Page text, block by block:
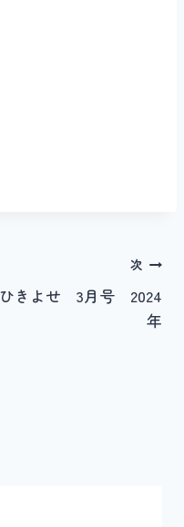
次
ひきよせ 3月号 2024
年